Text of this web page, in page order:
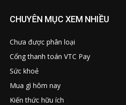
CHUYÊN MỤC XEM NHIỀU
Chưa được phân loại
Cổng thanh toán VTC Pay
Sức khoẻ
Mua gì hôm nay
Kiến thức hữu ích